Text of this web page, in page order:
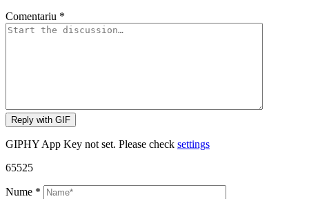
Comentariu *
Reply with GIF
GIPHY App Key not set. Please check settings
65525
Nume *